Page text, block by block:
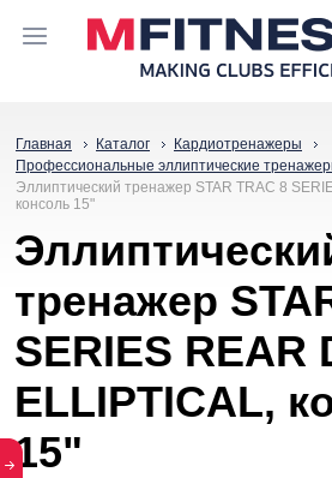
Главная Каталог
Кардиотренажеры
Профессиональные эллиптические
Эллиптический тренажер STAR TRAC 8
консоль 15"
тренажер
SERIES REAR
ELLIPTICAL,
15"